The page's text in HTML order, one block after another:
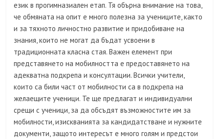
език в прогимназиален етап. Тя обърна внимание на това,
че обмяната на опит е много полезна за учениците, както
и за тяхното личностно развитие и придобиване на
знания, които не могат да бъдат усвоени в
традиционната класна стая. Важен елемент при
представянето на мобилността е предоставянето на
адекватна подкрепа и консултации. Всички учители,
които са били част от мобилности са в подкрепа на
желаещите ученици. Те ще предлагат и индивидуални
срещи с ученици, за да обсъдят възможностите им за
мобилности, изискванията за кандидатстване и нужните
документи, защото интересът е много голям и предстои